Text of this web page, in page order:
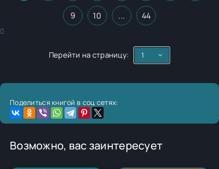
9 10 ... 44
Перейти на страницу:
Поделиться книгой в соц сетях:
Возможно, вас заинтересует